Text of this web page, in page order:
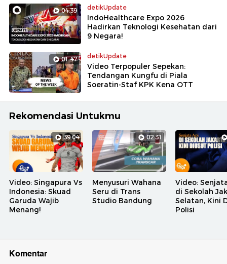
04:39 detikUpdate
IndoHealthcare Expo 2026
Hadirkan Teknologi Kesehatan dari
9 Negara!
01:47 detikUpdate
Video Terpopuler Sepekan:
Tendangan Kungfu di Piala
Soeratin-Staf KPK Kena OTT
Rekomendasi Untukmu
39:04
Video: Singapura Vs
Indonesia: Skuad
Garuda Wajib
Menang!
02:31
Menyusuri Wahana
Seru di Trans
Studio Bandung
Video:
di Sekolah
Selatan, Kini
Polisi